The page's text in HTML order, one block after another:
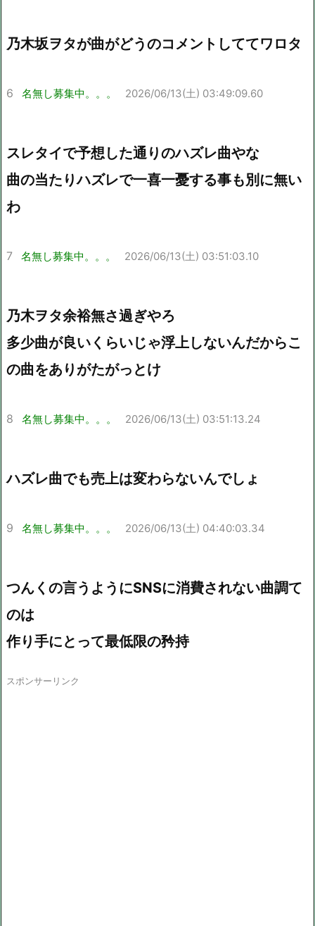
乃木坂ヲタが曲がどうのコメントしててワロタ
6 名無し募集中。。。 2026/06/13(土) 03:49:09.60
スレタイで予想した通りのハズレ曲やな
曲の当たりハズレで一喜一憂する事も別に無い
わ
7 名無し募集中。。。 2026/06/13(土) 03:51:03.10
乃木ヲタ余裕無さ過ぎやろ
多少曲が良いくらいじゃ浮上しないんだからこ
の曲をありがたがっとけ
8 名無し募集中。。。 2026/06/13(土) 03:51:13.24
ハズレ曲でも売上は変わらないんでしょ
9 名無し募集中。。。 2026/06/13(土) 04:40:03.34
つんくの言うようにSNSに消費されない曲調て
のは
作り手にとって最低限の矜持
スポンサーリンク